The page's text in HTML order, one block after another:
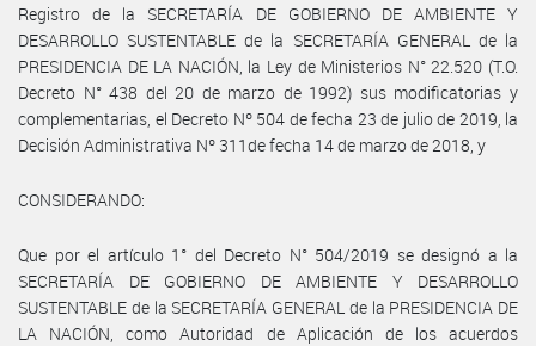
Registro de la SECRETARÍA DE GOBIERNO DE AMBIENTE Y
DESARROLLO SUSTENTABLE de la SECRETARÍA GENERAL de la
PRESIDENCIA DE LA NACIÓN, la Ley de Ministerios N° 22.520 (T.O.
Decreto N° 438 del 20 de marzo de 1992) sus modificatorias y
complementarias, el Decreto Nº 504 de fecha 23 de julio de 2019, la
Decisión Administrativa Nº 311de fecha 14 de marzo de 2018, y
CONSIDERANDO:
Que por el artículo 1° del Decreto N° 504/2019 se designó a la
SECRETARÍA DE GOBIERNO DE AMBIENTE Y DESARROLLO
SUSTENTABLE de la SECRETARÍA GENERAL de la PRESIDENCIA DE
LA NACIÓN, como Autoridad de Aplicación de los acuerdos